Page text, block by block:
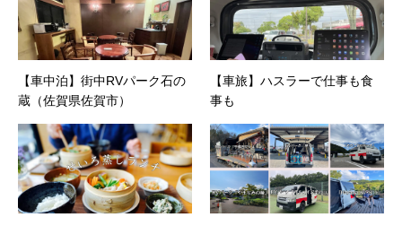
【車中泊】街中RVパーク石の
蔵（佐賀県佐賀市）
【車旅】ハスラーで仕事も食
事も